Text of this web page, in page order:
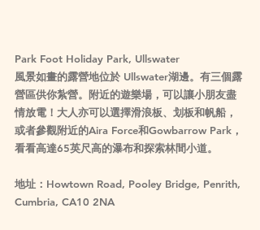
Park Foot Holiday Park, Ullswater
風景如畫的露營地位於 Ullswater湖邊。有三個露
營區供你紮營。附近的遊樂場，可以讓小朋友盡
情放電！大人亦可以選擇滑浪板、划板和帆船，
或者參觀附近的Aira Force和Gowbarrow Park，
看看高達65英尺高的瀑布和探索林間小道。
地址：Howtown Road, Pooley Bridge, Penrith,
Cumbria, CA10 2NA